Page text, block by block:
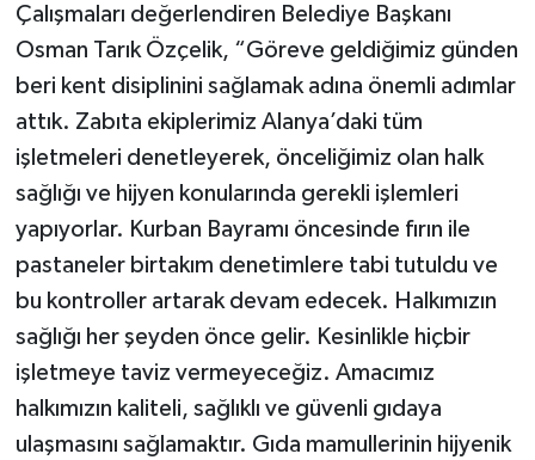
Çalışmaları değerlendiren Belediye Başkanı
Osman Tarık Özçelik, “Göreve geldiğimiz günden
beri kent disiplinini sağlamak adına önemli adımlar
attık. Zabıta ekiplerimiz Alanya’daki tüm
işletmeleri denetleyerek, önceliğimiz olan halk
sağlığı ve hijyen konularında gerekli işlemleri
yapıyorlar. Kurban Bayramı öncesinde fırın ile
pastaneler birtakım denetimlere tabi tutuldu ve
bu kontroller artarak devam edecek. Halkımızın
sağlığı her şeyden önce gelir. Kesinlikle hiçbir
işletmeye taviz vermeyeceğiz. Amacımız
halkımızın kaliteli, sağlıklı ve güvenli gıdaya
ulaşmasını sağlamaktır. Gıda mamullerinin hijyenik